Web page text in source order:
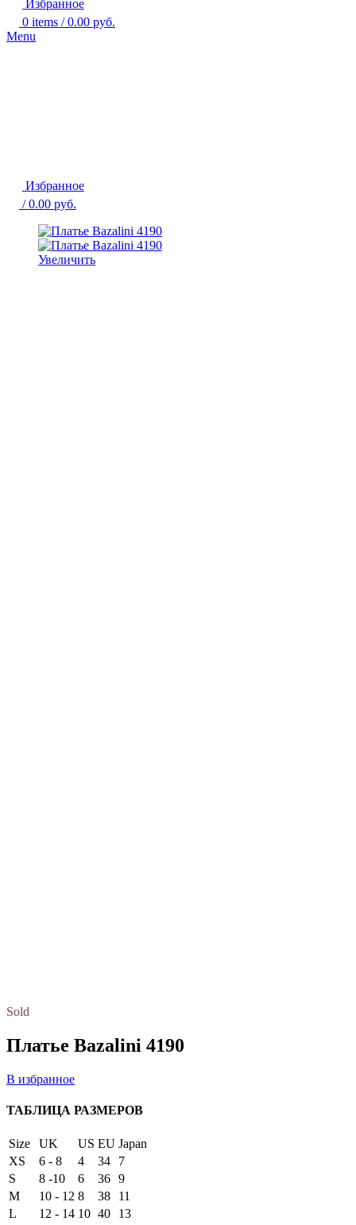
Избранное
0 items / 0.00 руб.
Menu
Избранное
/ 0.00 руб.
Увеличить
Sold
Платье Bazalini 4190
В избранное
ТАБЛИЦА РАЗМЕРОВ
Size UK US EU Japan
XS
6 - 8 4 34
7
S
8 -10 6 36 9
M
10 - 12 8 38
11
L
12 - 14 10 40
13